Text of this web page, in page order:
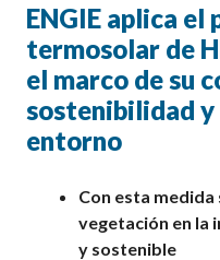
ENGIE aplica
termosolar de
el marco de su
sostenibilidad
entorno
Con esta
vegetación en la
y sostenible